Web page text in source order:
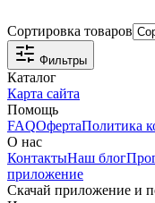
Сортировка товаров
Фильтры
Каталог
Карта сайта
Помощь
FAQОфертаПолитика
О нас
КонтактыНаш блог
приложение
Скачай приложение и